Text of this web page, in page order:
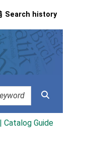
Search history
Catalog Guide